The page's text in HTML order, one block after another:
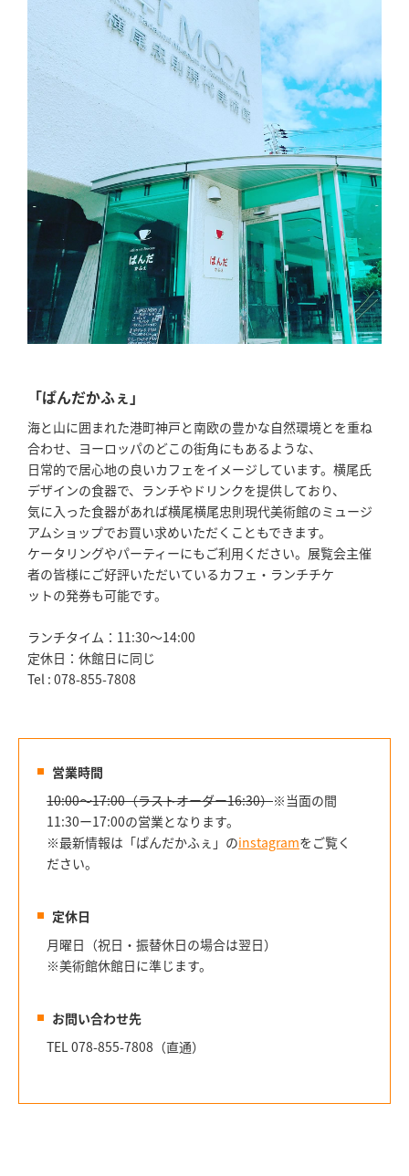
「ぱんだかふぇ」
海と山に囲まれた港町神戸と南欧の豊かな自然環境とを重ね
合わせ、ヨーロッパのどこの街角にもあるような、
日常的で居心地の良いカフェをイメージしています。横尾氏
デザインの食器で、ランチやドリンクを提供しており、
気に入った食器があれば横尾横尾忠則現代美術館のミュージ
アムショップでお買い求めいただくこともできます。
ケータリングやパーティーにもご利用ください。展覧会主催
者の皆様にご好評いただいているカフェ・ランチチケ
ットの発券も可能です。
ランチタイム：11:30～14:00
定休日：休館日に同じ
Tel : 078-855-7808
営業時間
10:00～17:00（ラストオーダー16:30）※当面の間
11:30ー17:00の営業となります。
※最新情報は「ぱんだかふぇ」のinstagramをご覧く
ださい。
定休日
月曜日（祝日・振替休日の場合は翌日）
※美術館休館日に準じます。
お問い合わせ先
TEL 078-855-7808（直通）